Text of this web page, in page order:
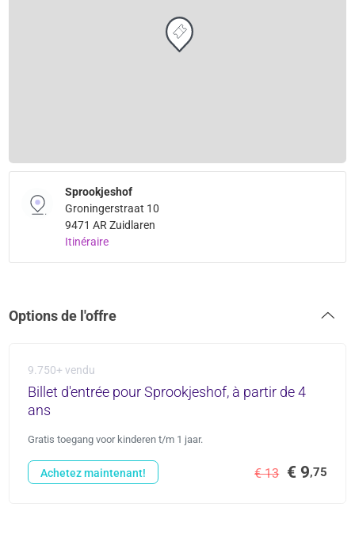
Sprookjeshof
Groningerstraat 10
9471 AR Zuidlaren
Itinéraire
Options de l'offre
9.750+ vendu
Billet d'entrée pour Sprookjeshof, à partir de 4
ans
Gratis toegang voor kinderen t/m 1 jaar.
€ 13 € 9,75
Achetez maintenant!